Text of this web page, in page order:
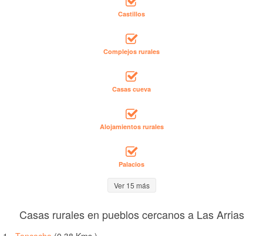
Castillos
Complejos rurales
Casas cueva
Alojamientos rurales
Palacios
Ver 15 más
Casas rurales en pueblos cercanos a Las Arrias